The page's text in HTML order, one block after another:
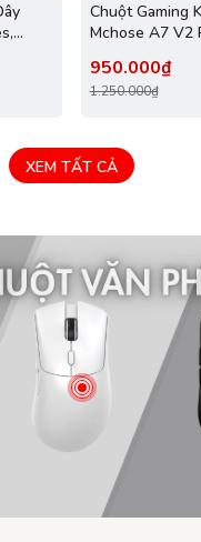
Pin
Chuột Gaming
Mchose A7 V2
Realtek
Dongle 8K, Siêu
950.000₫
1.250.000₫
XEM TẤT CẢ